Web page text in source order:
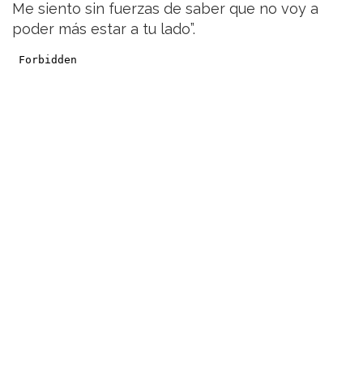
Me siento sin fuerzas de saber que no voy a
poder más estar a tu lado”.